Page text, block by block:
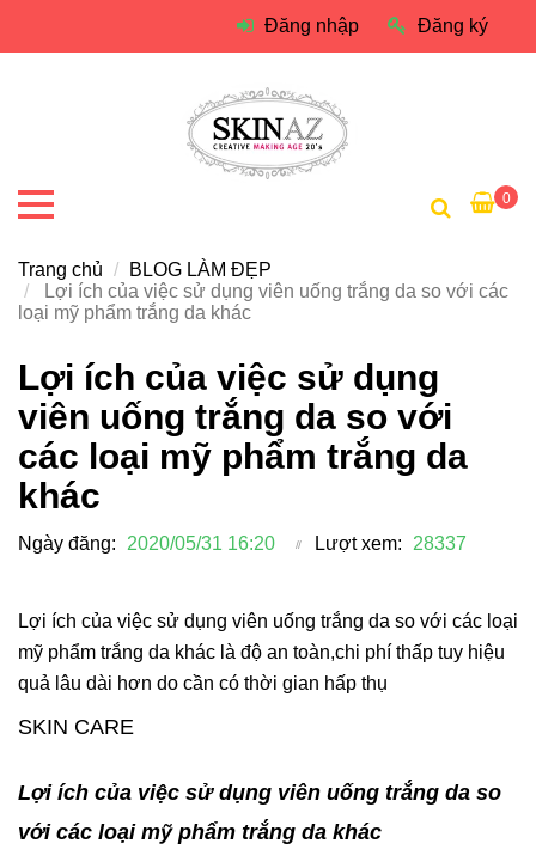
Lợi ích của việc sử dụng
viên uống trắng da so với
các loại mỹ phẩm trắng da
khác
Ngày đăng: 2020/05/31 16:20 Lượt xem: 28337
Lợi ích của việc sử dụng viên uống trắng da so với các loại
mỹ phẩm trắng da khác là độ an toàn,chi phí thấp tuy hiệu
quả lâu dài hơn do cần có thời gian hấp thụ
SKIN CARE
Lợi ích của việc sử dụng viên uống trắng da so
với các loại mỹ phẩm trắng da khác
Đăng nhập Đăng ký
0
Trang chủ
BLOG LÀM ĐẸP
Lợi ích của việc sử dụng viên uống trắng da so với các
loại mỹ phẩm trắng da khác